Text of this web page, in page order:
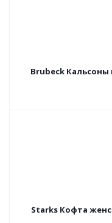
Brubeck
Starks Кофта